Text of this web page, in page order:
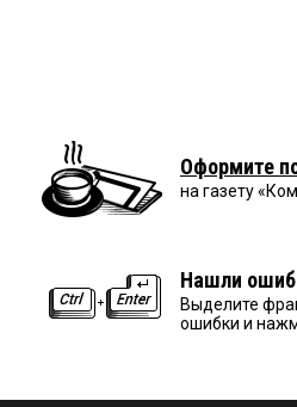
Оформите
на газету
Нашли
Выделите
ошибки и